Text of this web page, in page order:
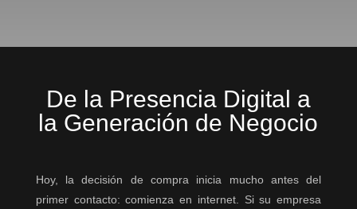
De la Presencia Digital a
la Generación de Negocio
Hoy, la decisión de compra inicia mucho antes del
primer contacto: comienza en internet. Si su empresa